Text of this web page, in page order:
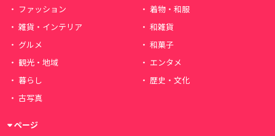
ファッション
着物・和服
雑貨・インテリア
和雑貨
グルメ
和菓子
観光・地域
エンタメ
暮らし
歴史・文化
古写真
ページ